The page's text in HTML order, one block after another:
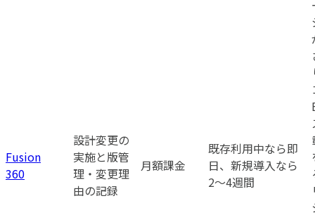
Fusion
360
設計変更の
実施と版管
理・変更理
由の記録
月額課金
既存利用中なら即
日、新規導入なら
2〜4週間